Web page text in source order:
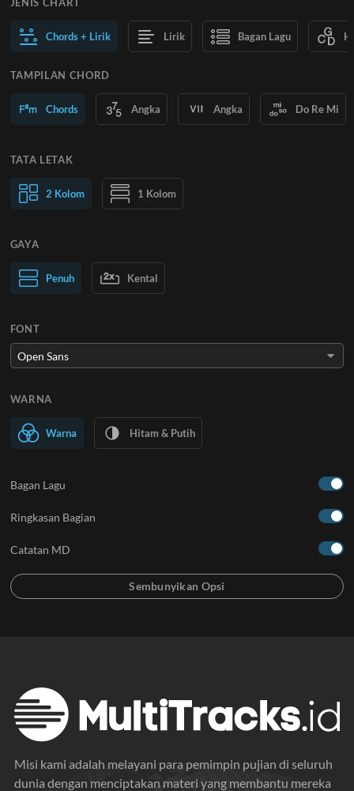
JENIS CHART
Chords + Lirik Lirik Bagan Lagu
TAMPILAN CHORD
Chords Angka Angka Do Re Mi
TATA LETAK
2 Kolom 1 Kolom
Teks Normal Teks Besar
GAYA
Penuh Kental
FONT
WARNA
Warna Hitam & Putih
Bagan Lagu
Ringkasan Bagian
Catatan MD
Misi kami adalah melayani para pemimpin pujian di seluruh
dunia dengan menciptakan materi yang membantu mereka